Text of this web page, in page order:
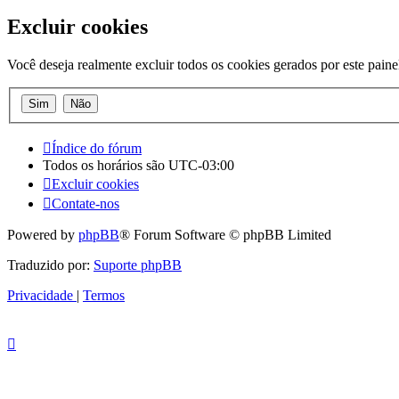
Excluir cookies
Você deseja realmente excluir todos os cookies gerados por este
Índice do fórum
Todos os horários são UTC-03:00
Excluir cookies
Contate-nos
Powered by phpBB® Forum Software © phpBB Limited
Traduzido por: Suporte phpBB
Privacidade | Termos